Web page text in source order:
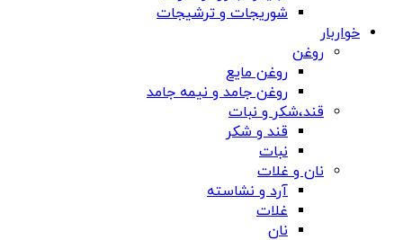
شوریجات و ترشیجات
خواربار
روغن
روغن مایع
روغن جامد و نیمه جامد
قند،شکر و نبات
قند و شکر
نبات
نان و غلات
آرد و نشاسته
غلات
نان